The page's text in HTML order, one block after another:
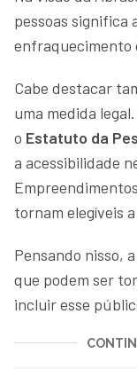
pessoas significa
enfraquecimento
Cabe destacar
uma medida
o Estatuto da
a acessibilidade
tornam elegíveis
Pensando nisso,
que podem ser
incluir esse